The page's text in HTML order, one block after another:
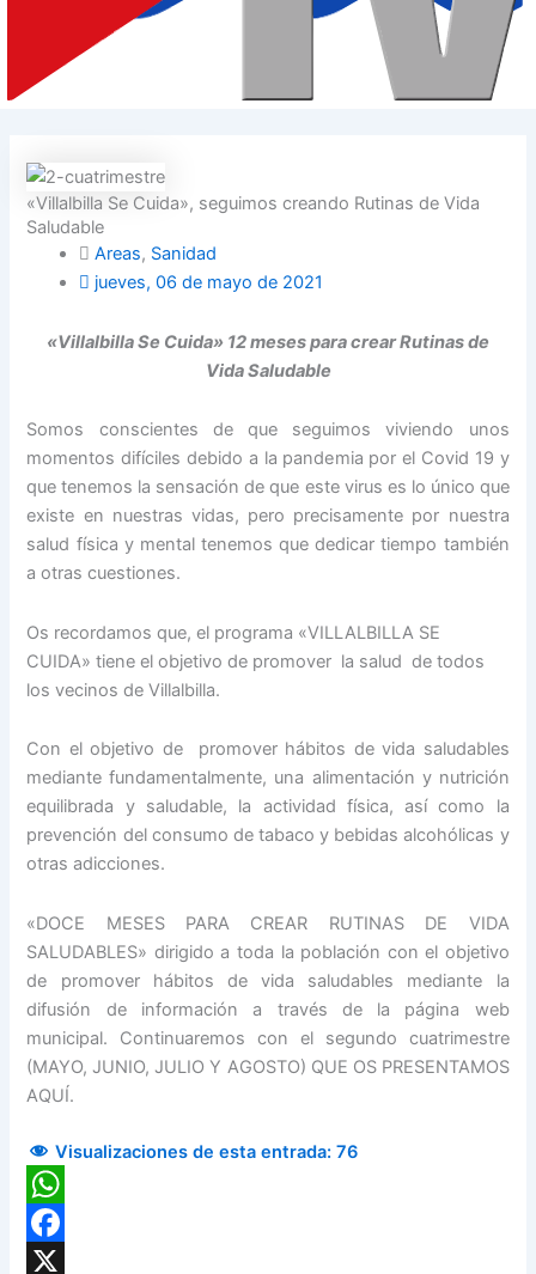
«Villalbilla Se Cuida», seguimos creando Rutinas de Vida
Saludable
Areas, Sanidad
jueves, 06 de mayo de 2021
«Villalbilla Se Cuida» 12 meses para crear Rutinas de
Vida Saludable
Somos conscientes de que seguimos viviendo unos
momentos difíciles debido a la pandemia por el Covid 19 y
que tenemos la sensación de que este virus es lo único que
existe en nuestras vidas, pero precisamente por nuestra
salud física y mental tenemos que dedicar tiempo también
a otras cuestiones.
Os recordamos que, el programa «VILLALBILLA SE
CUIDA» tiene el objetivo de promover la salud de todos
los vecinos de Villalbilla.
Con el objetivo de promover hábitos de vida saludables
mediante fundamentalmente, una alimentación y nutrición
equilibrada y saludable, la actividad física, así como la
prevención del consumo de tabaco y bebidas alcohólicas y
otras adicciones.
«DOCE MESES PARA CREAR RUTINAS DE VIDA
SALUDABLES» dirigido a toda la población con el objetivo
de promover hábitos de vida saludables mediante la
difusión de información a través de la página web
municipal. Continuaremos con el segundo cuatrimestre
(MAYO, JUNIO, JULIO Y AGOSTO) QUE OS PRESENTAMOS
AQUÍ.
Visualizaciones de esta entrada: 76
WhatsApp
Facebook